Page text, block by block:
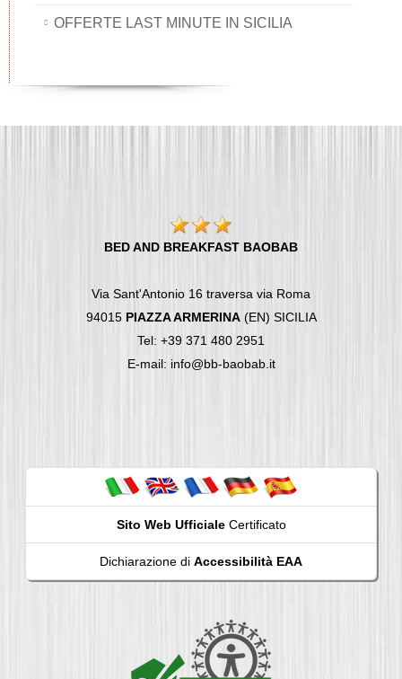
OFFERTE LAST MINUTE IN SICILIA
BED AND BREAKFAST BAOBAB
Via Sant'Antonio 16 traversa via Roma
94015 PIAZZA ARMERINA(EN) SICILIA
Tel: +39 371 480 2951
E-mail: info@bb-baobab.it
Sito Web UfficialeCertificato
Dichiarazione di Accessibilità EAA